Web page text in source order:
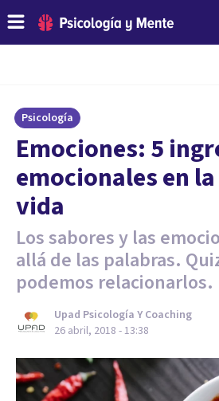
Psicología
Emociones: 5
emocionales en
vida
Los sabores y las
allá de las palabras.
podemos relacionarlos.
Upad Psicología Y Coaching
26 abril, 2018 - 13:38